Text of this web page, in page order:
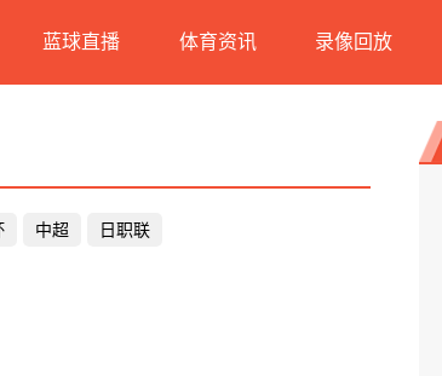
蓝球直播 体育资讯 录像回放
中超 日职联